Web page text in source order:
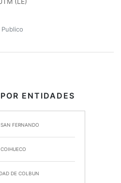
ENTIDADES
FERNANDO
DE COLBUN